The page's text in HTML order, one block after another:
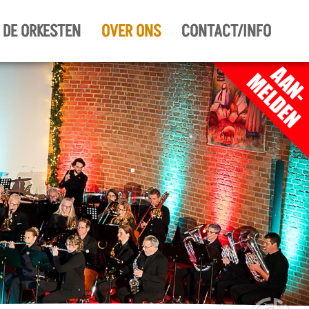
DE ORKESTEN OVER ONS CONTACT/INFO